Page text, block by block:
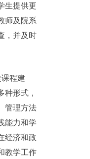
生提供更
师及院系
，并及时
程建
种形式，
管理方法
能力和学
经济和政
教学工作